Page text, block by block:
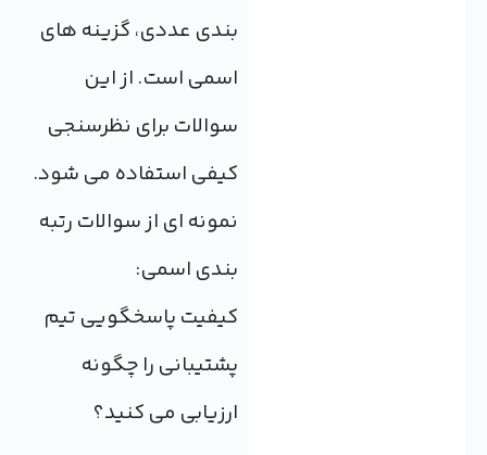
بندی عددی، گزینه های
اسمی است. از این
سوالات برای نظرسنجی
کیفی استفاده می شود.
نمونه ای از سوالات رتبه
بندی اسمی:
کیفیت پاسخگویی تیم
پشتیبانی را چگونه
ارزیابی می کنید؟